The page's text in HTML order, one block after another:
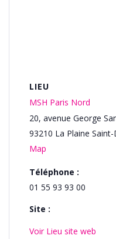
LIEU
MSH Paris Nord
20, avenue George
93210 La Plaine Saint-
Map
Téléphone :
01 55 93 93 00
Site :
Voir Lieu site web